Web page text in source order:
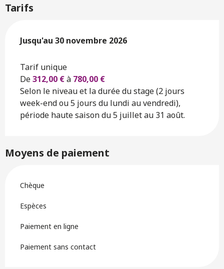
Tarifs
Du1 avril 2026au30 novembre 2026
Jusqu'au 30 novembre 2026
Tarif unique
De312,00 €à 780,00 €
Selon le niveau et la durée du stage (2 jours
week-end ou 5 jours du lundi au vendredi),
période haute saison du 5 juillet au 31 août.
Moyens de paiement
Chèque
Espèces
Paiement en ligne
Paiement sans contact